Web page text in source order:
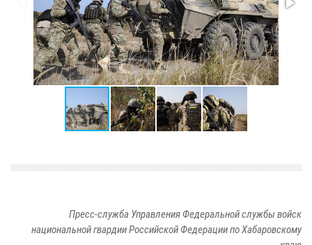
Пресс-служба Управления Федеральной службы войск
национальной гвардии Российской Федерации по Хабаровскому